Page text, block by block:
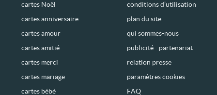
cartes Noël
cartes anniversaire
cartes amour
cartes amitié
cartes merci
cartes mariage
cartes bébé
conditions d’utilisation
plan du site
qui sommes-nous
publicité - partenariat
relation presse
paramètres cookies
FAQ